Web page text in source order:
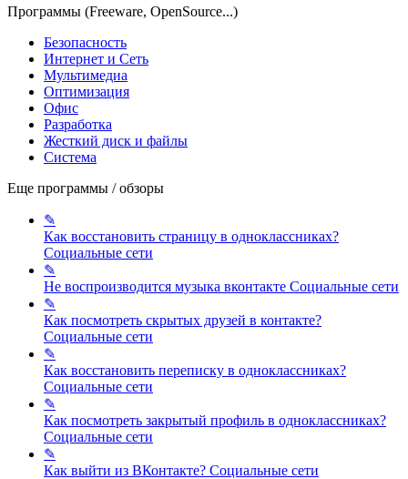
Программы (Freeware, OpenSource...)
Безопасность
Интернет и Сеть
Мультимедиа
Оптимизация
Офис
Разработка
Жесткий диск и файлы
Система
Еще программы / обзоры
✎
Как восстановить страницу в одноклассниках?
Социальные сети
✎
Не воспроизводится музыка вконтакте Социальные сети
✎
Как посмотреть скрытых друзей в контакте?
Социальные сети
✎
Как восстановить переписку в одноклассниках?
Социальные сети
✎
Как посмотреть закрытый профиль в одноклассниках?
Социальные сети
✎
Как выйти из ВКонтакте? Социальные сети